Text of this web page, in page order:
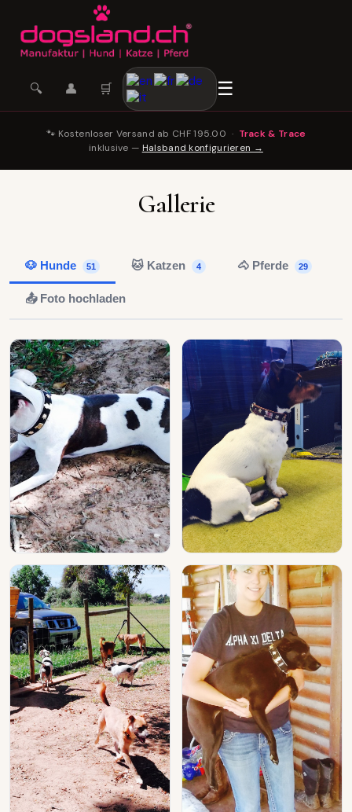
🔍 👤 🛒 ☰
🐾 Kostenloser Versand ab CHF 195.00 · Track & Trace
inklusive — Halsband konfigurieren →
Gallerie
🐶 Hunde 51 🐱 Katzen 4 🐴 Pferde 29
📤 Foto hochladen